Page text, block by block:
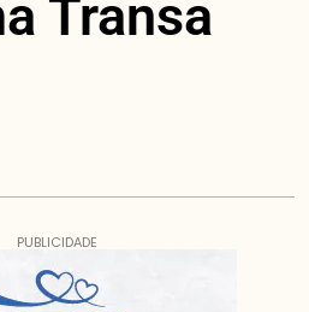
Transa
PUBLICIDADE